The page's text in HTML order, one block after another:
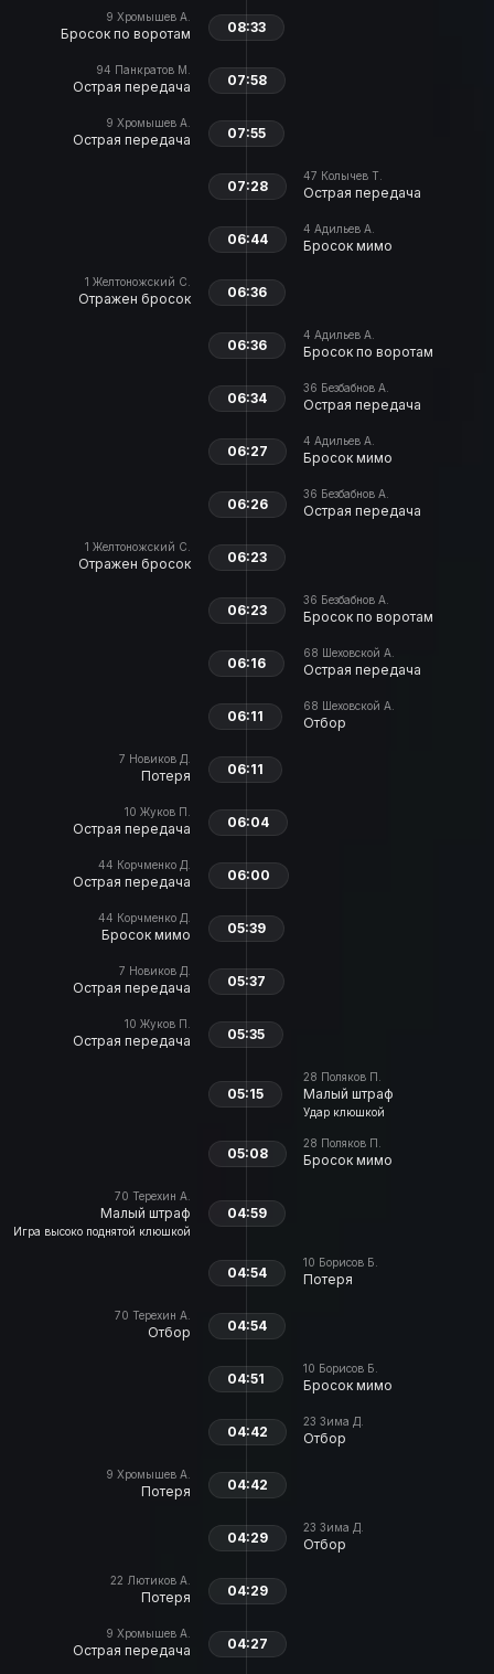
9 Хромышев А.
Бросок по воротам 08:33
94 Панкратов М.
Острая передача 07:58
9 Хромышев А.
Острая передача 07:55
47 Колычев Т.
Острая передача
07:28
4 Адильев А.
Бросок мимо
06:44
1 Желтоножский С.
Отражен бросок 06:36
4 Адильев А.
Бросок по воротам
06:36
36 Безбабнов А.
Острая передача
06:34
4 Адильев А.
Бросок мимо
06:27
36 Безбабнов А.
Острая передача
06:26
1 Желтоножский С.
Отражен бросок 06:23
36 Безбабнов А.
Бросок по воротам
06:23
68 Шеховской А.
Острая передача
06:16
68 Шеховской А.
Отбор
06:11
7 Новиков Д.
Потеря 06:11
10 Жуков П.
Острая передача 06:04
44 Корчменко Д.
Острая передача 06:00
44 Корчменко Д.
Бросок мимо 05:39
7 Новиков Д.
Острая передача 05:37
10 Жуков П.
Острая передача 05:35
28 Поляков П.
Малый штраф
Удар клюшкой
05:15
28 Поляков П.
Бросок мимо
05:08
70 Терехин А.
Малый штраф
Игра высоко поднятой клюшкой
04:59
10 Борисов Б.
Потеря
04:54
70 Терехин А.
Отбор 04:54
10 Борисов Б.
Бросок мимо
04:51
23 Зима Д.
Отбор
04:42
9 Хромышев А.
Потеря 04:42
23 Зима Д.
Отбор
04:29
22 Лютиков А.
Потеря 04:29
9 Хромышев А.
Острая передача 04:27